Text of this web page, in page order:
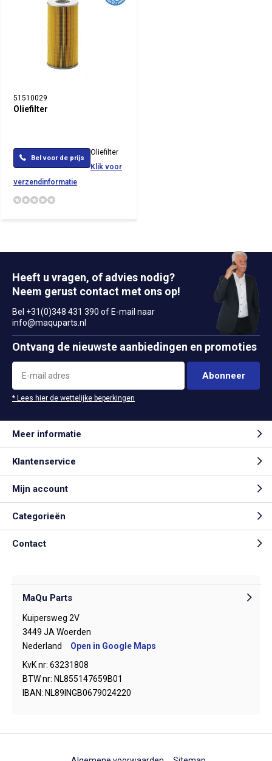
51510029
Oliefilter
Bel voor de prijs
Oliefilter
Klik voor
verzendinformatie
Heeft u vragen, of advies nodig?
Neem gerust contact met ons op!
Bel +31(0)348 431 390 of E-mail naar
info@maquparts.nl
Ontvang de nieuwste aanbiedingen en promoties
Abonneer
* Lees hier de wettelijke beperkingen
Meer informatie
Klantenservice
Mijn account
Categorieën
Contact
MaQu Parts
Kuipersweg 2V
3449 JA Woerden
Nederland
Open in Google Maps
KvK nr: 63231808
BTW nr: NL855147659B01
IBAN: NL89INGB0679024220